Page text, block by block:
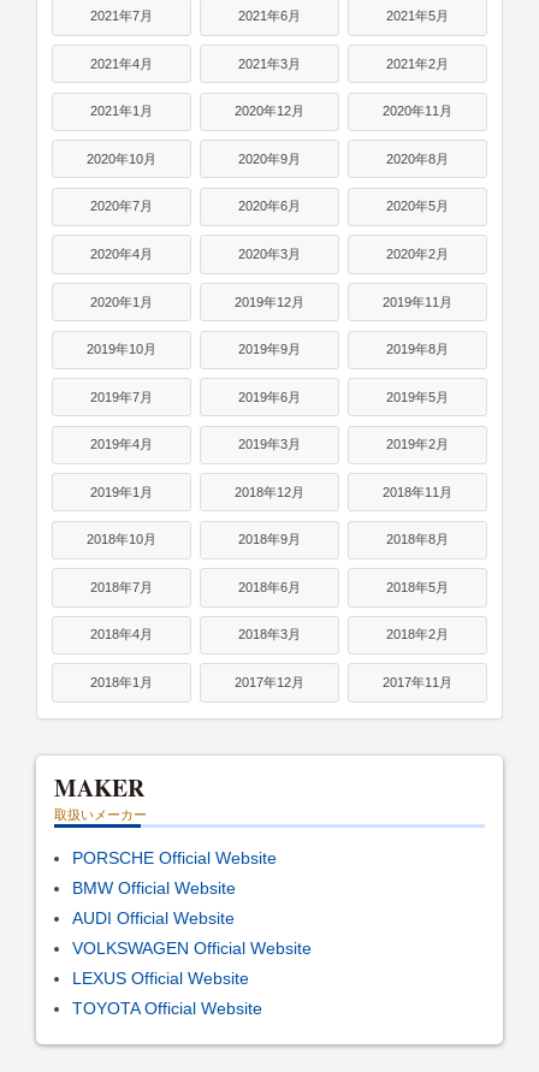
2021年7月 2021年6月 2021年5月
2021年4月 2021年3月 2021年2月
2021年1月 2020年12月 2020年11月
2020年10月 2020年9月 2020年8月
2020年7月 2020年6月 2020年5月
2020年4月 2020年3月 2020年2月
2020年1月 2019年12月 2019年11月
2019年10月 2019年9月 2019年8月
2019年7月 2019年6月 2019年5月
2019年4月 2019年3月 2019年2月
2019年1月 2018年12月 2018年11月
2018年10月 2018年9月 2018年8月
2018年7月 2018年6月 2018年5月
2018年4月 2018年3月 2018年2月
2018年1月 2017年12月 2017年11月
MAKER
取扱いメーカー
PORSCHE Official Website
BMW Official Website
AUDI Official Website
VOLKSWAGEN Official Website
LEXUS Official Website
TOYOTA Official Website